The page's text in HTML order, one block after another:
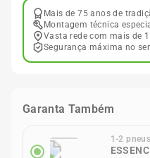
Mais de 75 anos de
Montagem técnica
Vasta rede com mais de
Segurança máxima no
Garanta Também
1-2 pneus